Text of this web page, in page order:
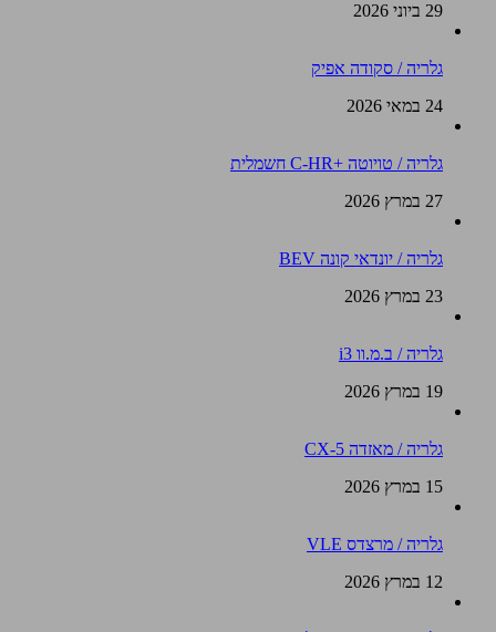
29 ביוני 2026
גלריה / סקודה אפיק
24 במאי 2026
גלריה / טויוטה +C-HR חשמלית
27 במרץ 2026
גלריה / יונדאי קונה BEV
23 במרץ 2026
גלריה / ב.מ.וו i3
19 במרץ 2026
גלריה / מאזדה CX-5
15 במרץ 2026
גלריה / מרצדס VLE
12 במרץ 2026